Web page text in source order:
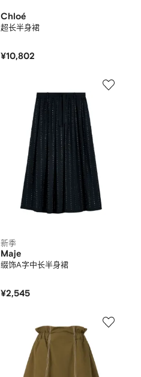
Chloé
超长半身裙
¥10,802
新季
Maje
缀饰A字中长半身裙
¥2,545